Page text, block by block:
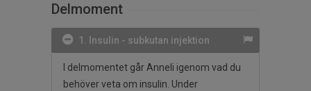
Delmoment
1. Insulin - subkutan injektion
I delmomentet går Anneli igenom vad du
behöver veta om insulin. Under